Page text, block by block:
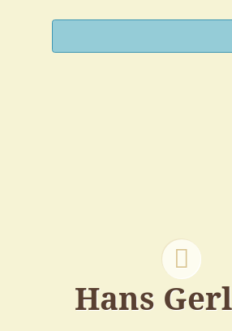
Hans